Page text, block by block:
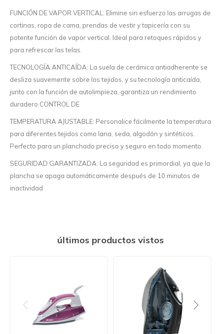
FUNCIÓN DE VAPOR VERTICAL: Elimine sin esfuerzo las arrugas de
cortinas, ropa de cama, prendas de vestir y tapicería con su
potente función de vapor vertical. Ideal para retoques rápidos y
para refrescar las telas.
TECNOLOGÍA ANTICAÍDA: La suela de cerámica antiadherente se
desliza suavemente sobre los tejidos, y su tecnología anticaída,
junto con la función de autolimpieza, garantiza un rendimiento
duradero.CONTROL DE
TEMPERATURA AJUSTABLE: Personalice fácilmente la temperatura
para diferentes tejidos como lana, seda, algodón y sintéticos.
Perfecto para un planchado preciso y seguro en todo momento.
SEGURIDAD GARANTIZADA: La seguridad es primordial, ya que la
plancha se apaga automáticamente después de 10 minutos de
inactividad.
últimos productos vistos